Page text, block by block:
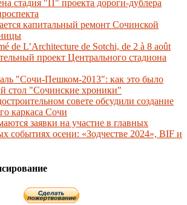
стадия "П" проекта дороги-дублера
капитальный ремонт Сочинской
de L’Architecture de Sotchi, de 2 à 8 août
проект Центрального стадиона
"Сочи-Пешком-2013": как это было
стол "Сочинские хроники"
совете обсудили создание
каркаса Сочи
заявки на участие в главных
событиях осени: «Зодчестве 2024», BIF и